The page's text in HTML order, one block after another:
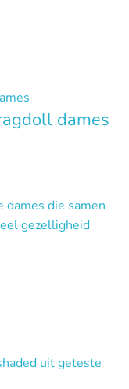
dames
dames die samen
gezelligheid